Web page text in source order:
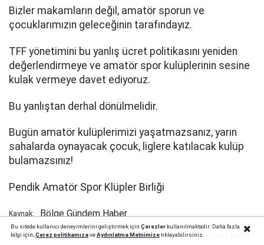
Bizler makamların değil, amatör sporun ve
çocuklarımızın geleceğinin tarafındayız.
TFF yönetimini bu yanlış ücret politikasını yeniden
değerlendirmeye ve amatör spor kulüplerinin sesine
kulak vermeye davet ediyoruz.
Bu yanlıştan derhal dönülmelidir.
Bugün amatör kulüplerimizi yaşatmazsanız, yarın
sahalarda oynayacak çocuk, liglere katılacak kulüp
bulamazsınız!
Pendik Amatör Spor Klüpler Birliği
Kaynak: Bölge Gündem Haber
Etiketler :
Bu sitede kullanıcı deneyimlerini geliştirmek için Çerezlerkullanılmaktadır. Daha fazla
bilgi için;Çerez politikamızaveAydınlatma Metnimizetıklayabilirsiniz.Reklamı Kapat